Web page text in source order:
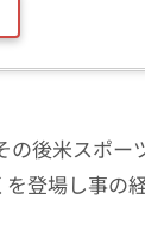
後米スポー
登場し事の